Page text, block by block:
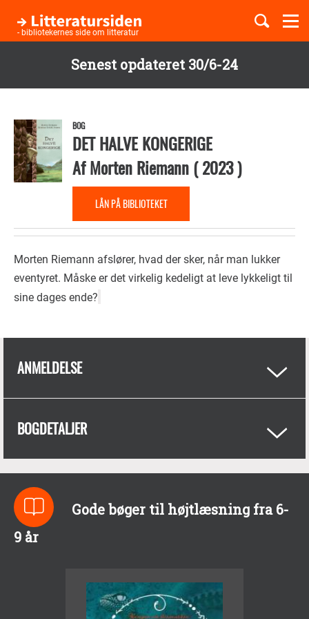
Senest opdateret 30/6-24
hovedindhold
- bibliotekernes side om litteratur
Børnebøger
Temaer
BOG
DET HALVE KONGERIGE
AfMorten Riemann(2023)
LÅN PÅ BIBLIOTEKET
Morten Riemann afslører, hvad der sker, når man lukker
eventyret. Måske er det virkelig kedeligt at leve lykkeligt til
sine dages ende?
ANMELDELSE
BOGDETALJER
Gode bøger til højtlæsning fra 6-
9 år